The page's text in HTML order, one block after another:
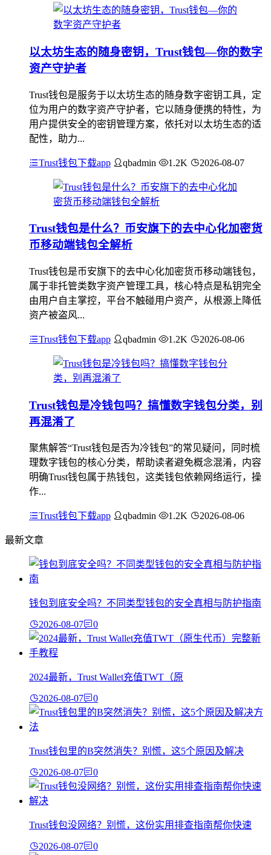
以太坊生态的随身密钥，Trust钱包—你的数字
资产守护者
Trust钱包是服务于以太坊生态的随身数字密钥工具，定
位为用户的数字资产守护者，它以随身便携的特性，为
用户提供安全的密钥管理方案，依托对以太坊生态的适
配性，助力...
Trust钱包下载app qbadmin 1.2K 2026-08-07
Trust钱包是什么？币安旗下的去中心化加密货
币移动端钱包全解析
Trust钱包是币安旗下的去中心化加密货币移动端钱包，
属于非托管类数字资产管理工具，核心特点是私钥完全
由用户自主掌控，平台不触碰用户资产，从根源上降低
资产被盗风...
Trust钱包下载app qbadmin 1.2K 2026-08-06
Trust钱包是冷钱包吗？搞懂数字钱包分类，别
再混淆了
聚焦解答“Trust钱包是否为冷钱包”的常见疑问，同时梳
理数字钱包的核心分类，帮助读者避免概念混淆，内容
明确Trust钱包属于热钱包，这类钱包依赖网络运行，操
作...
Trust钱包下载app qbadmin 1.2K 2026-08-06
最新文章
钱包到底安全吗？不同类型钱包的安全真相与防护指南
2026-08-07 0
2024最新，Trust Wallet充值TWT（原
2026-08-07 0
Trust钱包里的B突然消失？别慌，这5个原因及解决
2026-08-07 0
Trust钱包没网络？别慌，这份实用排查指南帮你快速
2026-08-07 0